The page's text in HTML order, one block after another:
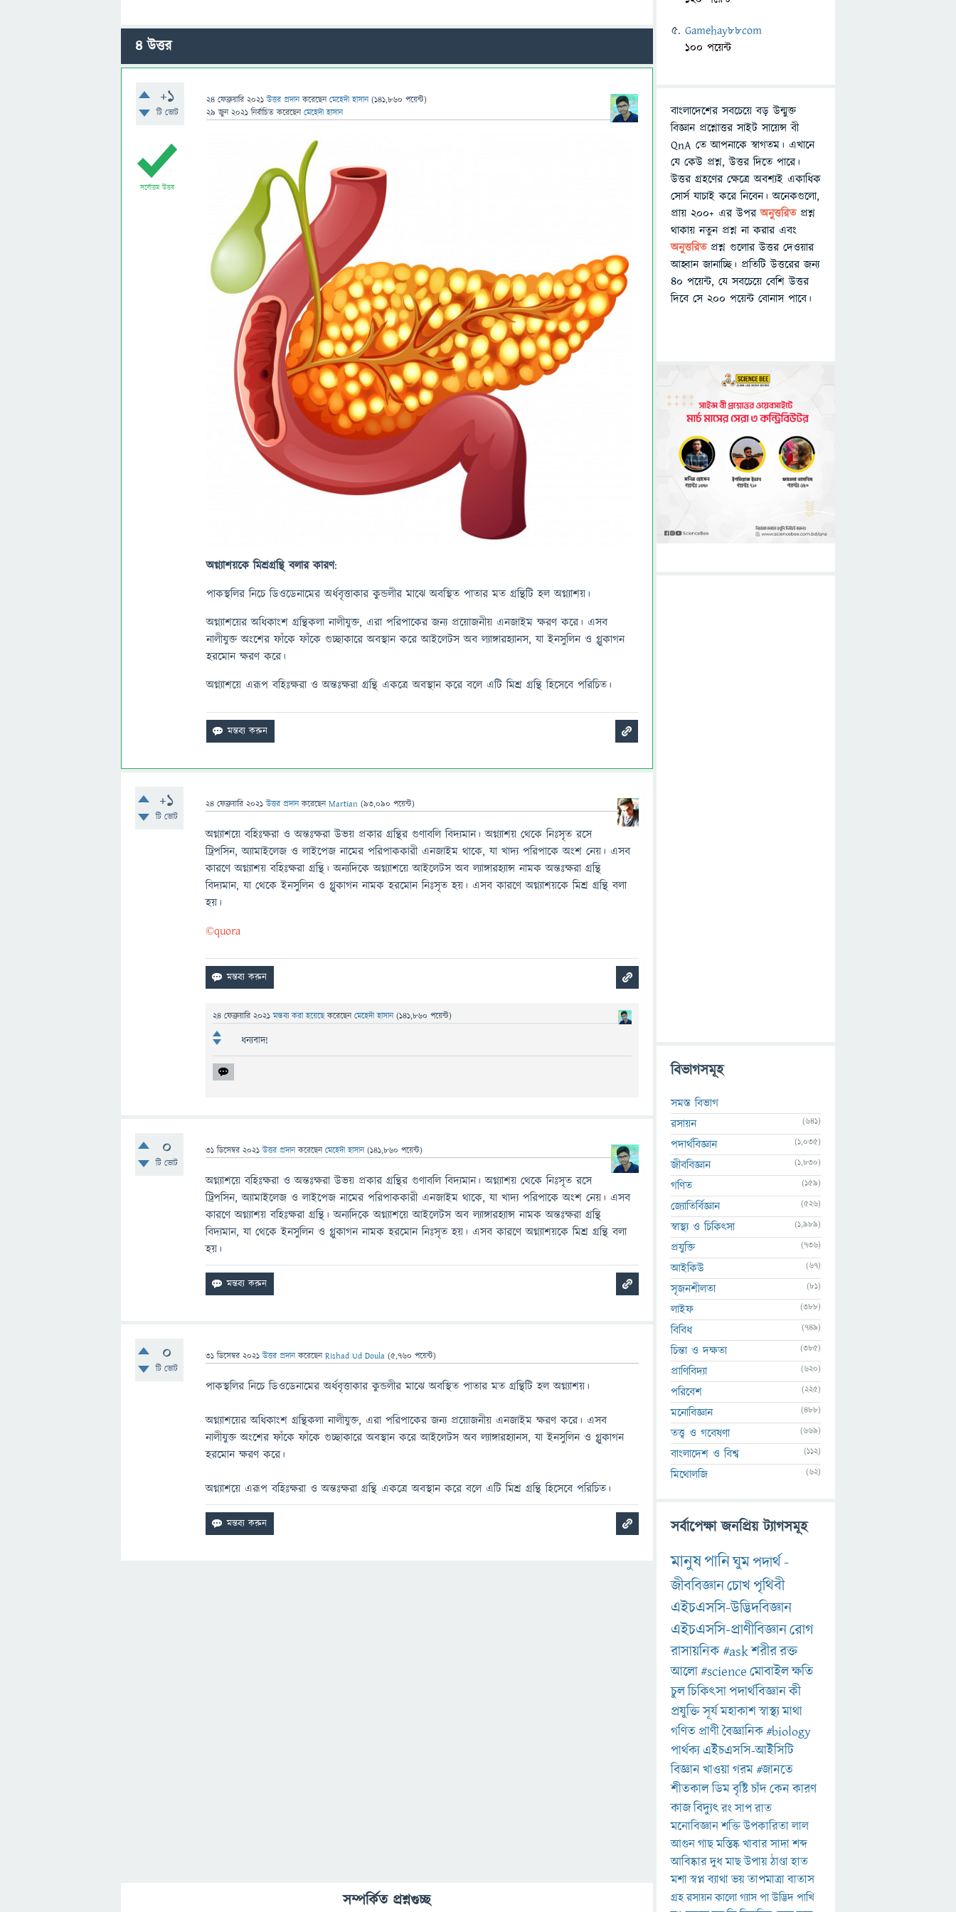
4উত্তর
+1
টি ভোট
24 ফেব্রুয়ারি 2021 উত্তর প্রদান করেছেনমেহেদী হাসান (141,860 পয়েন্ট)
29 জুন 2021 নির্বাচিত করেছেনমেহেদী হাসান
সর্বোত্তম উত্তর
অগ্ন্যাশয়কে মিশ্রগ্রন্থি বলার কারণ:
পাকস্থলির নিচে ডিওডেনামের অর্ধবৃত্তাকার কুন্ডলীর মাঝে অবস্থিত পাতার মত গ্রন্থিটি হল অগ্ন্যাশয়।
অগ্ন্যাশয়ের অধিকাংশ গ্রন্থিকলা নালীযুক্ত, এরা পরিপাকের জন্য প্রয়ােজনীয় এনজাইম ক্ষরণ করে। এসব
নালীযুক্ত অংশের ফাঁকে ফাঁকে গুচ্ছাকারে অবস্থান করে আইলেটস অব ল্যাঙ্গারহ্যানস, যা ইনসুলিন ও গ্লুকাগন
হরমোন ক্ষরণ করে।
অগ্ন্যাশয়ে এরূপ বহিঃক্ষরা ও অন্তঃক্ষরা গ্রন্থি একত্রে অবস্থান করে বলে এটি মিশ্র গ্রন্থি হিসেবে পরিচিত।
+1
টি ভোট
24 ফেব্রুয়ারি 2021 উত্তর প্রদান করেছেনMartian (93,090 পয়েন্ট)
অগ্ন্যাশয়ে বহিঃক্ষরা ও অন্তঃক্ষরা উভয় প্রকার গ্রন্থির গুণাবলি বিদ্যমান। অগ্ন্যাশয় থেকে নিঃসৃত রসে
ট্রিপসিন, অ্যামাইলেজ ও লাইপেজ নামের পরিপাককারী এনজাইম থাকে, যা খাদ্য পরিপাকে অংশ নেয়। এসব
কারণে অগ্ন্যাশয় বহিঃক্ষরা গ্রন্থি। অন্যদিকে অগ্ন্যাশয়ে আইলেটস অব ল্যাঙ্গারহ্যান্স নামক অন্তঃক্ষরা গ্রন্থি
বিদ্যমান, যা থেকে ইনসুলিন ও গ্লুকাগন নামক হরমোন নিঃসৃত হয়। এসব কারণে অগ্ন্যাশয়কে মিশ্র গ্রন্থি বলা
হয়।
©️quora
24 ফেব্রুয়ারি 2021 মন্তব্য করা হয়েছেকরেছেনমেহেদী হাসান (141,860 পয়েন্ট)
ধন্যবাদ!
0
টি ভোট
31 ডিসেম্বর 2021 উত্তর প্রদান করেছেনমেহেদী হাসান (141,860 পয়েন্ট)
অগ্ন্যাশয়ে বহিঃক্ষরা ও অন্তঃক্ষরা উভয় প্রকার গ্রন্থির গুণাবলি বিদ্যমান। অগ্ন্যাশয় থেকে নিঃসৃত রসে
ট্রিপসিন, অ্যামাইলেজ ও লাইপেজ নামের পরিপাককারী এনজাইম থাকে, যা খাদ্য পরিপাকে অংশ নেয়। এসব
কারণে অগ্ন্যাশয় বহিঃক্ষরা গ্রন্থি। অন্যদিকে অগ্ন্যাশয়ে আইলেটস অব ল্যাঙ্গারহ্যান্স নামক অন্তঃক্ষরা গ্রন্থি
বিদ্যমান, যা থেকে ইনসুলিন ও গ্লুকাগন নামক হরমোন নিঃসৃত হয়। এসব কারণে অগ্ন্যাশয়কে মিশ্র গ্রন্থি বলা
হয়।
0
টি ভোট
31 ডিসেম্বর 2021 উত্তর প্রদান করেছেনRishad Ud Doula (5,760 পয়েন্ট)
পাকস্থলির নিচে ডিওডেনামের অর্ধবৃত্তাকার কুন্ডলীর মাঝে অবস্থিত পাতার মত গ্রন্থিটি হল অগ্ন্যাশয়।
অগ্ন্যাশয়ের অধিকাংশ গ্রন্থিকলা নালীযুক্ত, এরা পরিপাকের জন্য প্রয়োজনীয় এনজাইম ক্ষরণ করে। এসব
নালীযুক্ত অংশের ফাঁকে ফাঁকে গুচ্ছাকারে অবস্থান করে আইলেটস অব ল্যাঙ্গারহ্যানস, যা ইনসুলিন ও গ্লুকাগন
হরমোন ক্ষরণ করে।
অগ্ন্যাশয়ে এরূপ বহিঃক্ষরা ও অন্তঃক্ষরা গ্রন্থি একত্রে অবস্থান করে বলে এটি মিশ্র গ্রন্থি হিসেবে পরিচিত।
সম্পর্কিত প্রশ্নগুচ্ছ
Gamehay88com
100 পয়েন্ট
বাংলাদেশের সবচেয়ে বড় উন্মুক্ত
বিজ্ঞান প্রশ্নোত্তর সাইট সায়েন্স বী
QnA তে আপনাকে স্বাগতম। এখানে
যে কেউ প্রশ্ন, উত্তর দিতে পারে।
উত্তর গ্রহণের ক্ষেত্রে অবশ্যই একাধিক
সোর্স যাচাই করে নিবেন। অনেকগুলো,
প্রায় ২০০+ এর উপরঅনুত্তরিতপ্রশ্ন
থাকায় নতুন প্রশ্ন না করার এবং
অনুত্তরিত প্রশ্ন গুলোর উত্তর দেওয়ার
আহ্বান জানাচ্ছি। প্রতিটি উত্তরের জন্য
৪০ পয়েন্ট, যে সবচেয়ে বেশি উত্তর
দিবে সে ২০০ পয়েন্ট বোনাস পাবে।
বিভাগসমূহ
সমস্ত বিভাগ
রসায়ন
(641)
পদার্থবিজ্ঞান (1,035)
জীববিজ্ঞান (1,830)
গণিত (159)
জ্যোতির্বিজ্ঞান (526)
স্বাস্থ্য ও চিকিৎসা (1,989)
প্রযুক্তি (736)
আইকিউ (67)
সৃজনশীলতা (81)
লাইফ (388)
বিবিধ (749)
চিন্তা ও দক্ষতা (385)
প্রাণিবিদ্যা (620)
পরিবেশ (225)
মনোবিজ্ঞান (488)
তত্ত্ব ও গবেষণা (669)
বাংলাদেশ ও বিশ্ব (112)
মিথোলজি (62)
সর্বাপেক্ষা জনপ্রিয় ট্যাগসমূহ
মানুষপানিঘুমপদার্থ-
জীববিজ্ঞানচোখপৃথিবী
এইচএসসি-উদ্ভিদবিজ্ঞান
এইচএসসি-প্রাণীবিজ্ঞানরোগ
রাসায়নিক#askশরীররক্ত
আলো#scienceমোবাইলক্ষতি
চুলচিকিৎসাপদার্থবিজ্ঞানকী
প্রযুক্তিসূর্যমহাকাশস্বাস্থ্যমাথা
গণিত প্রাণীবৈজ্ঞানিক#biology
পার্থক্য এইচএসসি-আইসিটি
বিজ্ঞানখাওয়াগরম#জানতে
শীতকালডিমবৃষ্টিচাঁদকেনকারণ
কাজবিদ্যুৎরংসাপরাত
মনোবিজ্ঞানশক্তিউপকারিতালাল
আগুনগাছমস্তিষ্কখাবারসাদাশব্দ
আবিষ্কারদুধমাছউপায়ঠাণ্ডাহাত
মশাস্বপ্নব্যাথাভয়তাপমাত্রাবাতাস
গ্রহরসায়নকালোগ্যাসপাউদ্ভিদপাখি